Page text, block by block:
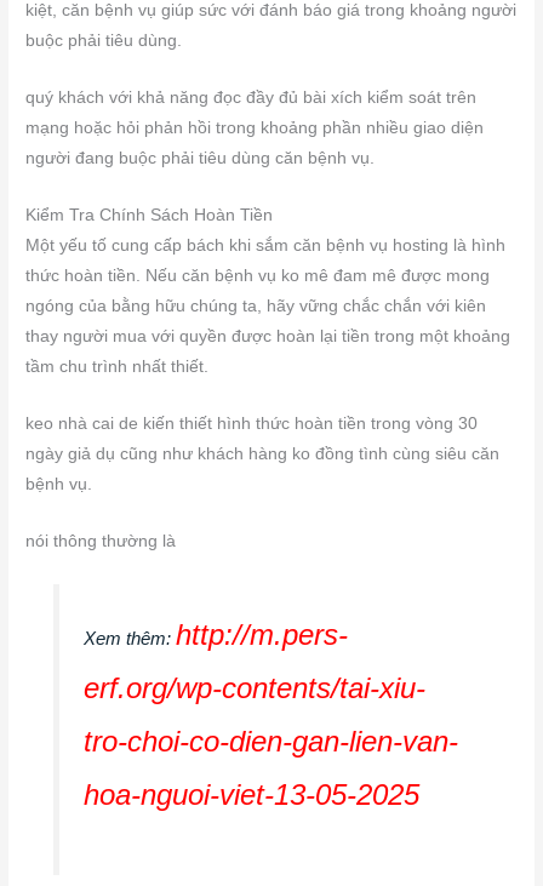
kiệt, căn bệnh vụ giúp sức với đánh báo giá trong khoảng người
buộc phải tiêu dùng.
quý khách với khả năng đọc đầy đủ bài xích kiểm soát trên
mạng hoặc hỏi phản hồi trong khoảng phần nhiều giao diện
người đang buộc phải tiêu dùng căn bệnh vụ.
Kiểm Tra Chính Sách Hoàn Tiền
Một yếu tố cung cấp bách khi sắm căn bệnh vụ hosting là hình
thức hoàn tiền. Nếu căn bệnh vụ ko mê đam mê được mong
ngóng của bằng hữu chúng ta, hãy vững chắc chắn với kiên
thay người mua với quyền được hoàn lại tiền trong một khoảng
tầm chu trình nhất thiết.
keo nhà cai de kiến thiết hình thức hoàn tiền trong vòng 30
ngày giả dụ cũng như khách hàng ko đồng tình cùng siêu căn
bệnh vụ.
nói thông thường là
Xem thêm: http://m.pers-
erf.org/wp-contents/tai-xiu-
tro-choi-co-dien-gan-lien-van-
hoa-nguoi-viet-13-05-2025